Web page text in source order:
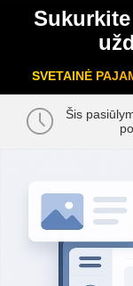
SVETAINĖ
Šis